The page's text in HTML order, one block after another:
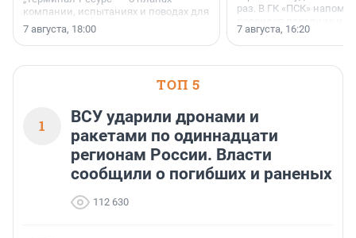
компании, испытаниях и поводах для
осторожного оптимизма.
7 августа, 18:00
раз. В ГК «ПСК»
поменялась роль
7 августа, 16:20
ТОП 5
1
ВСУ ударили дронами и
ракетами по одиннадцати
регионам России. Власти
сообщили о погибших и раненых
112 630